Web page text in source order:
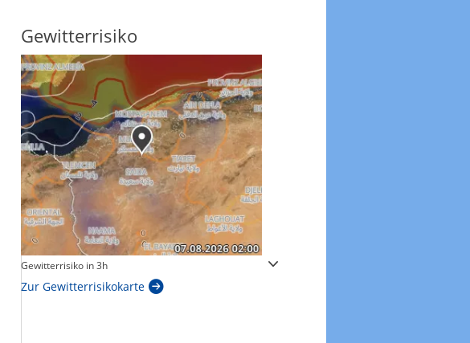
Gewitterrisiko
Gewitterrisiko in 3h
Zur Gewitterrisikokarte
Windböen heute